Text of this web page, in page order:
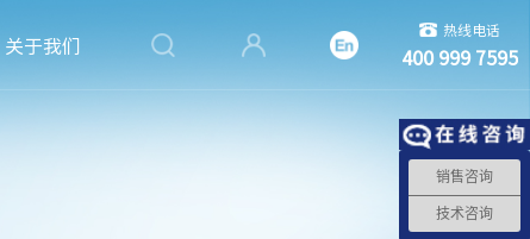
关于我们
热线电话
400 999 7595
销售咨询
技术咨询